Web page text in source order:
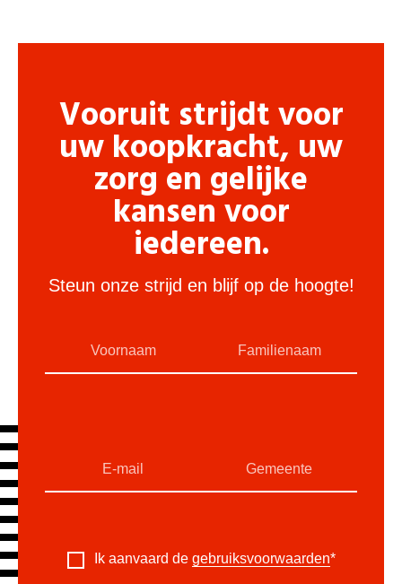
Vooruit strijdt voor
uw koopkracht, uw
zorg en gelijke
kansen voor
iedereen.
Steun onze strijd en blijf op de hoogte!
Ik aanvaard de gebruiksvoorwaarden*